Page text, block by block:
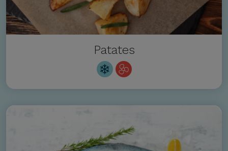
Patates